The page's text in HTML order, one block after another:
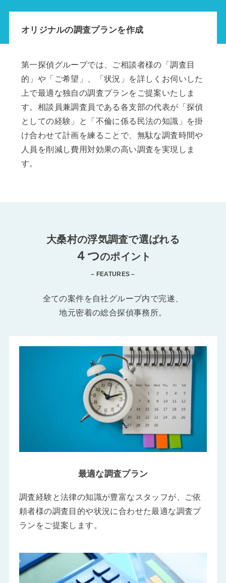
オリジナルの調査プランを作成
第一探偵グループでは、ご相談者様の「調査目
的」や「ご希望」、「状況」を詳しくお伺いした
上で最適な独自の調査プランをご提案いたしま
す。相談員兼調査員である各支部の代表が「探偵
としての経験」と「不倫に係る民法の知識」を掛
け合わせて計画を練ることで、無駄な調査時間や
人員を削減し費用対効果の高い調査を実現しま
す。
大桑村の浮気調査で選ばれる
４つのポイント
– FEATURES –
全ての案件を自社グループ内で完遂、
地元密着の総合探偵事務所。
最適な調査プラン
調査経験と法律の知識が豊富なスタッフが、ご依
頼者様の調査目的や状況に合わせた最適な調査プ
ランをご提案します。